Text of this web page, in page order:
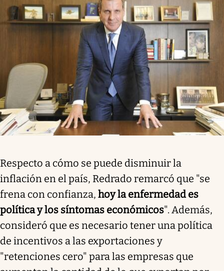
Respecto a cómo se puede disminuir la
inflación en el país, Redrado remarcó que "se
frena con confianza, hoy la enfermedad es
política y los síntomas económicos". Además,
consideró que es necesario tener una política
de incentivos a las exportaciones y
"retenciones cero" para las empresas que